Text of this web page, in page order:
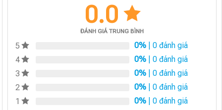
0.0
ĐÁNH GIÁ TRUNG BÌNH
5 0% | 0 đánh giá
4
0% | 0 đánh giá
3
0% | 0 đánh giá
2
0% | 0 đánh giá
1
0% | 0 đánh giá